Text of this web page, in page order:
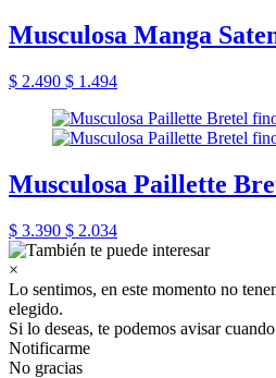
Musculosa Manga
$ 2.490 $ 1.494
Musculosa Paillette
$ 3.390 $ 2.034
×
Lo sentimos, en este momento no
elegido.
Si lo deseas, te podemos avisar
Notificarme
No gracias